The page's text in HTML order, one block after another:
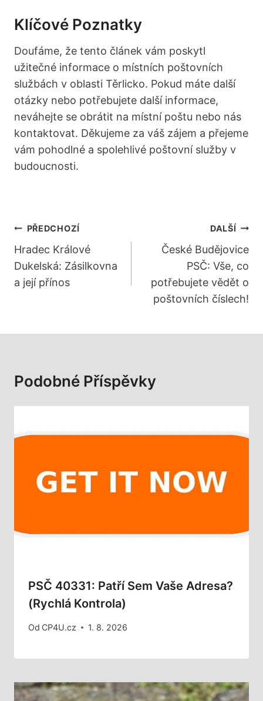
Klíčové⁣ Poznatky
Doufáme, že tento článek vám⁢ poskytl
užitečné informace o místních poštovních⁢
službách ⁤v oblasti ⁣Těrlicko. Pokud ‍máte další
otázky nebo potřebujete další informace,‍
neváhejte se obrátit⁢ na‌ místní poštu⁢ nebo nás
kontaktovat. Děkujeme za váš ⁤zájem⁢ a přejeme
vám pohodlné a spolehlivé poštovní ⁤služby v
budoucnosti.
Navigace
Pro
Příspěvek
PŘEDCHOZÍ
Hradec Králové
Dukelská: Zásilkovna
a její přínos
DALŠÍ
České Budějovice
PSČ: Vše, co
potřebujete vědět o
poštovních číslech!
Podobné Příspěvky
PSČ 40331: Patří Sem Vaše Adresa?
(Rychlá Kontrola)
Od CP4U.cz 1. 8. 2026